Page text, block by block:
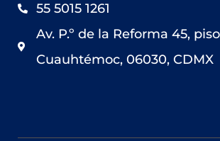
55 5015 1261
Av. P.º de la Reforma 45,
Cuauhtémoc, 06030, CDMX